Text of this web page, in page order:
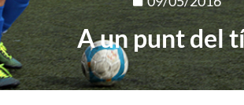
A un punt del